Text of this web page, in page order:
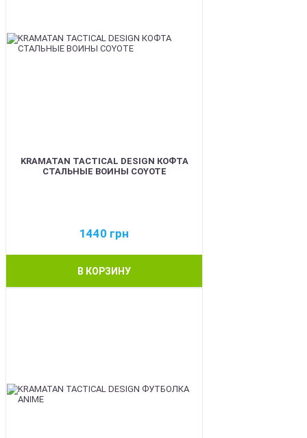
KRAMATAN TACTICAL DESIGN КОФТА
СТАЛЬНЫЕ ВОИНЫ COYOTE
1440 грн
В КОРЗИНУ